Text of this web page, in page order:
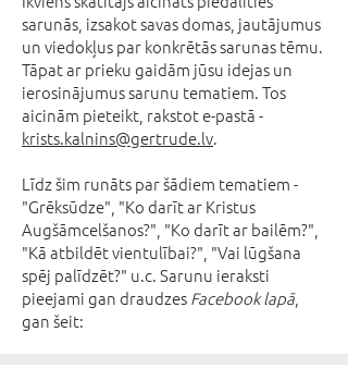
sarunās, izsakot savas domas, jautājumus
un viedokļus par konkrētās sarunas tēmu.
Tāpat ar prieku gaidām jūsu idejas un
ierosinājumus sarunu tematiem. Tos
aicinām pieteikt, rakstot e-pastā -
krists.kalnins@gertrude.lv.
Līdz šim runāts par šādiem tematiem -
"Grēksūdze", "Ko darīt ar Kristus
Augšāmcelšanos?", "Ko darīt ar bailēm?",
"Kā atbildēt vientulībai?", "Vai lūgšana
spēj palīdzēt?" u.c. Sarunu ieraksti
pieejami gan draudzesFacebook lapā,
gan šeit: